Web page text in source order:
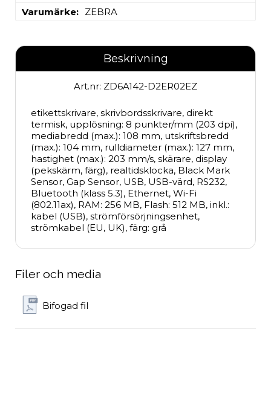
Varumärke
ZEBRA
Beskrivning
Art.nr: ZD6A142-D2ER02EZ
etikettskrivare, skrivbordsskrivare, direkt
termisk, upplösning: 8 punkter/mm (203 dpi),
mediabredd (max.): 108 mm, utskriftsbredd
(max.): 104 mm, rulldiameter (max.): 127 mm,
hastighet (max.): 203 mm/s, skärare, display
(pekskärm, färg), realtidsklocka, Black Mark
Sensor, Gap Sensor, USB, USB-värd, RS232,
Bluetooth (klass 5.3), Ethernet, Wi-Fi
(802.11ax), RAM: 256 MB, Flash: 512 MB, inkl.:
kabel (USB), strömförsörjningsenhet,
strömkabel (EU, UK), färg: grå
Filer och media
Bifogad fil